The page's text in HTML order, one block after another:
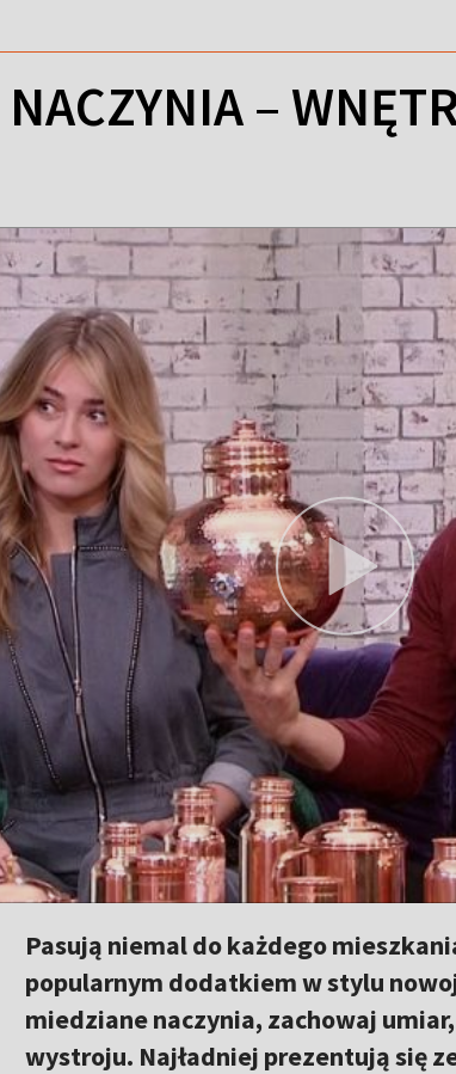
–
Pasują niemal do każdego
popularnym dodatkiem w stylu
miedziane naczynia, zachowaj
wystroju. Najładniej prezentują się